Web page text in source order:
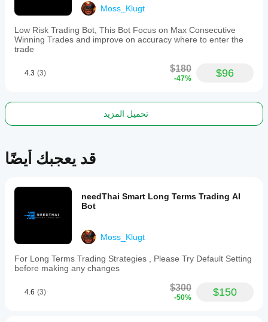
on
15-
minute
timeframe
analysis.
أسلوب
نوع
الإستراتيجية
نوع
خوارزمي
التداول
مرتفعة
الحد
Moss_Klugt
Low Risk Trading Bot, This Bot Focus on Max Consecutive
Winning Trades and improve on accuracy where to enter the
trade
4.3 (3) $180
-47% $96
تحميل المزيد
قد يعجبك أيضًا
needThai Smart Long Terms Trading AI
Bot
Moss_Klugt
For Long Terms Trading Strategies , Please Try Default Setting
before making any changes
4.6 (3) $300
-50% $150